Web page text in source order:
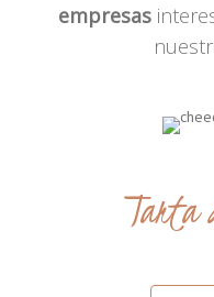
empresas
Tarta